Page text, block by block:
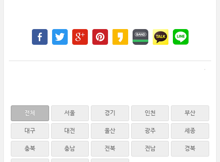
전체 서울 경기 인천 부산
대구 대전 울산 광주 세종
충북 충남 전북 전남 경북